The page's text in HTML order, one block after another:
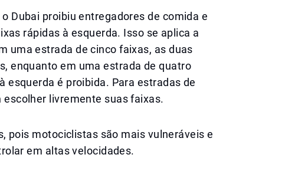
Dubai proibiu entregadores de comida e
rápidas à esquerda. Isso se aplica a
uma estrada de cinco faixas, as duas
enquanto em uma estrada de quatro
esquerda é proibida. Para estradas de
livremente suas faixas.
pois motociclistas são mais vulneráveis e
em altas velocidades.